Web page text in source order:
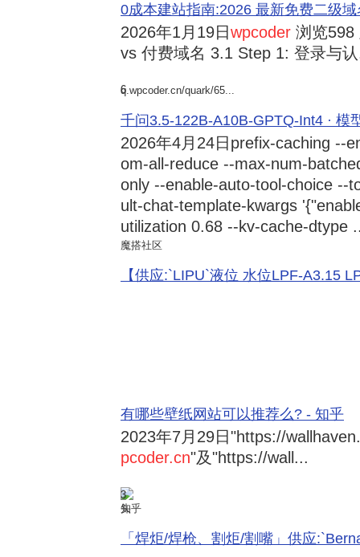
0成本建站指南:2026 最新免费二级
2026年1月19日wpcoder 浏览598
vs 付费域名 3.1 Step 1: 登录与
6
q.wpcoder.cn/quark/65...
千问3.5-122B-A10B-GPTQ-Int4 · 模
2026年4月24日 prefix-caching --
om-all-reduce --max-num-
only --enable-auto-tool-choice --
ult-chat-template-kwargs
utilization 0.68 --kv-cache-dtype
魔搭社区
【供应:`LIPU`液位 水位LPF-A3.15
有哪些壁纸网站可以推荐么? - 知乎
2023年7月29日 "https://
pcoder.cn"及"https://wall...
3
知乎
「焊炬/焊枪、割炬/割嘴」供应